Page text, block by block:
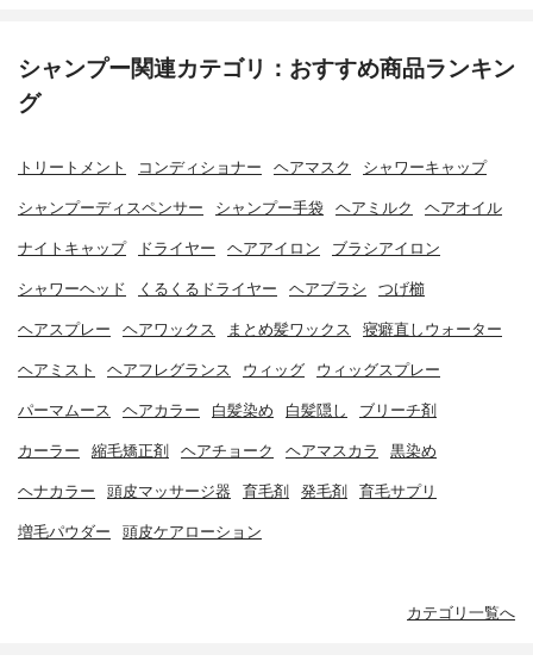
シャンプー関連カテゴリ：おすすめ商品ランキン
グ
トリートメント コンディショナー ヘアマスク シャワーキャップ
シャンプーディスペンサー シャンプー手袋 ヘアミルク ヘアオイル
ナイトキャップ ドライヤー ヘアアイロン ブラシアイロン
シャワーヘッド くるくるドライヤー ヘアブラシ つげ櫛
ヘアスプレー ヘアワックス まとめ髪ワックス 寝癖直しウォーター
ヘアミスト ヘアフレグランス ウィッグ ウィッグスプレー
パーマムース ヘアカラー 白髪染め 白髪隠し ブリーチ剤
カーラー 縮毛矯正剤 ヘアチョーク ヘアマスカラ 黒染め
ヘナカラー 頭皮マッサージ器 育毛剤 発毛剤 育毛サプリ
増毛パウダー 頭皮ケアローション
カテゴリ一覧へ